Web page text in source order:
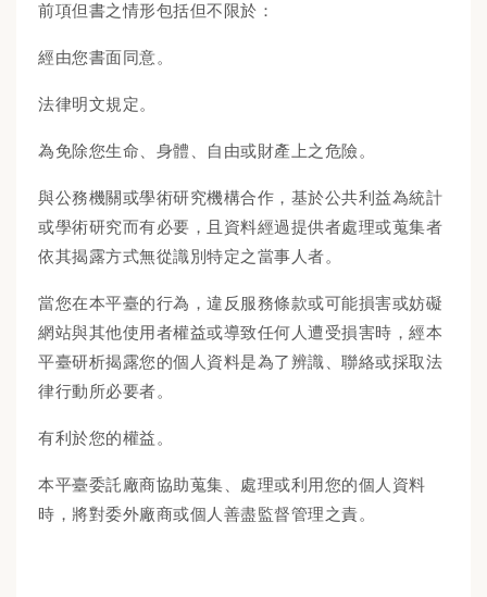
前項但書之情形包括但不限於：
經由您書面同意。
法律明文規定。
為免除您生命、身體、自由或財產上之危險。
與公務機關或學術研究機構合作，基於公共利益為統計
或學術研究而有必要，且資料經過提供者處理或蒐集者
依其揭露方式無從識別特定之當事人者。
當您在本平臺的行為，違反服務條款或可能損害或妨礙
網站與其他使用者權益或導致任何人遭受損害時，經本
平臺研析揭露您的個人資料是為了辨識、聯絡或採取法
律行動所必要者。
有利於您的權益。
本平臺委託廠商協助蒐集、處理或利用您的個人資料
時，將對委外廠商或個人善盡監督管理之責。